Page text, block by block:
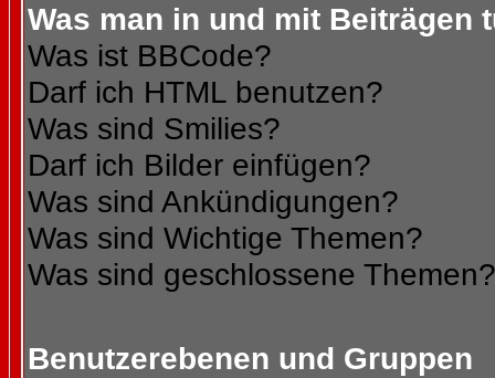
Was man in und mit Beiträgen
Was ist BBCode?
Darf ich HTML benutzen?
Was sind Smilies?
Darf ich Bilder einfügen?
Was sind Ankündigungen?
Was sind Wichtige Themen?
Was sind geschlossene Themen?
Benutzerebenen und Gruppen